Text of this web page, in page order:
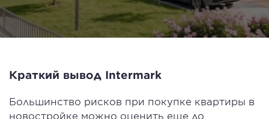
Краткий вывод Intermark
Большинство рисков при покупке квартиры в
новостройке можно оценить еще до